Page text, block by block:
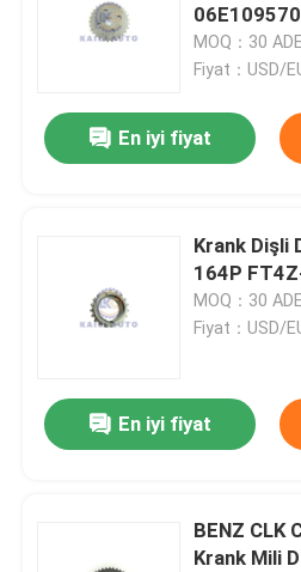
MOQ：30
Fiyat：USD/
En iyi fiyat
Krank Dişli
164P
MOQ：30
Fiyat：USD/
En iyi fiyat
BENZ CLK
Krank Mili